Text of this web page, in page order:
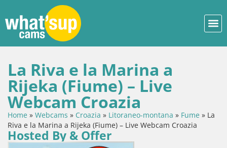
La Riva e la Marina a
Rijeka (Fiume) – Live
Webcam Croazia
Home » Webcams » Croazia » Litoraneo-montana » Fume » La
Riva e la Marina a Rijeka (Fiume) – Live Webcam Croazia
Hosted By & Offer